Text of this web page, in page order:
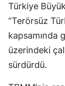
Türkiye
“Terörsüz
kapsamında
üzerindeki
sürdürdü.